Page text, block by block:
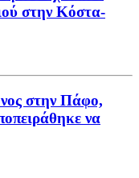
στην Κόστα-
στην Πάφο,
να